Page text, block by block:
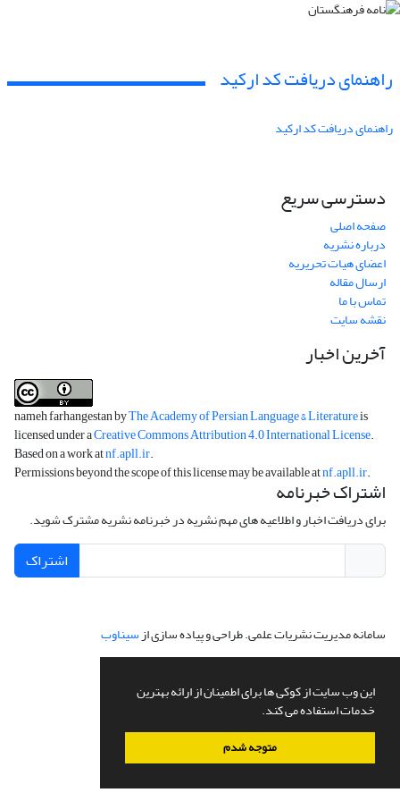
این وب سایت از کوکی ها برای اطمینان از ارائه بهترین
خدمات استفاده می کند.
متوجه شدم
راهنمای دریافت کد ارکید
راهنمای دریافت کد ارکید
دسترسی سریع
صفحه اصلی
درباره نشریه
اعضای هیات تحریریه
ارسال مقاله
تماس با ما
نقشه سایت
آخرین اخبار
nameh farhangestan byThe Academy of Persian Language & Literatureis
licensed under aCreative Commons Attribution 4.0 International License.
Based on a work atnf.apll.ir.
Permissions beyond the scope of this license may be available atnf.apll.ir.
اشتراک خبرنامه
برای دریافت اخبار و اطلاعیه های مهم نشریه در خبرنامه نشریه مشترک شوید.
اشتراک
سامانه مدیریت نشریات علمی.طراحی و پیاده سازی ازسیناوب